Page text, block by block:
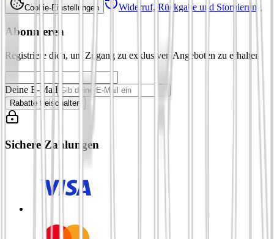
Cookie-Einstellungen Widerruf, Rückgabe und Stornierung
Abonnieren
Registriere dich, um Zugang zu exklusiven Angeboten zu erhalten
Deine E-Mail
Rabatte freischalten
Sichere Zahlungen